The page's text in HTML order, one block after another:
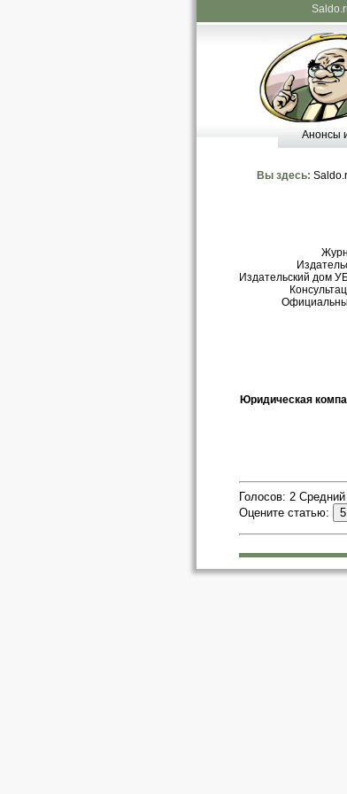
Анонсы
Вы здесь:
Издательский дом
Юридическая
Голосов: 2
Оцените статью: